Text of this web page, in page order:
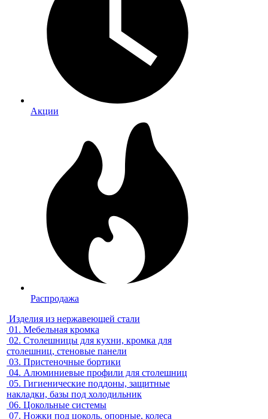
Акции
Распродажа
Изделия из нержавеющей стали
01. Мебельная кромка
02. Столешницы для кухни, кромка для
столешниц, стеновые панели
03. Пристеночные бортики
04. Алюминиевые профили для столешниц
05. Гигиенические поддоны, защитные
накладки, базы под холодильник
06. Цокольные системы
07. Ножки под цоколь, опорные, колеса